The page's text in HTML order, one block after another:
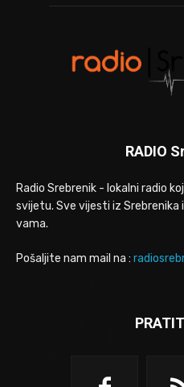
RADIO
Radio Srebrenik - lokalni radio
svijetu. Sve vijesti iz Srebrenika
vama.
Pošaljite nam mail na :